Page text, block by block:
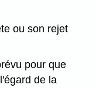
ou son rejet
pour que
de la